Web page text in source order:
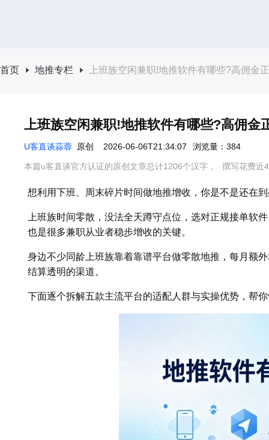
首页 地推专栏 上班族空闲兼职!地推软件有哪些?高佣金
上班族空闲兼职!地推软件有哪些?高佣金
U客直谈蒜蓉 原创 2026-06-06T21:34:07 浏览量：384
本篇u客直谈官方认证的原创文章总计1206个汉字， 撰写花费近
想利用下班、周末碎片时间做地推增收，你是不是还在
上班族时间零散，没法全天蹲守点位，选对正规接单软
也是很多兼职从业者稳步增收的关键。
身边不少同龄上班族靠着靠谱平台做零散地推，每月额
结算透明的渠道。
下面逐个拆解五款主流平台的适配人群与实操优势，帮